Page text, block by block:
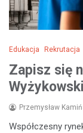
Edukacja Rekrutacja
Zapisz się
Przemysław
Współczesny